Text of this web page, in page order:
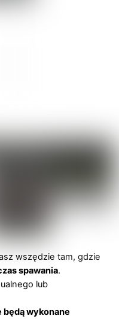
wszędzie tam, gdzie
spawania.
lub
wykonane